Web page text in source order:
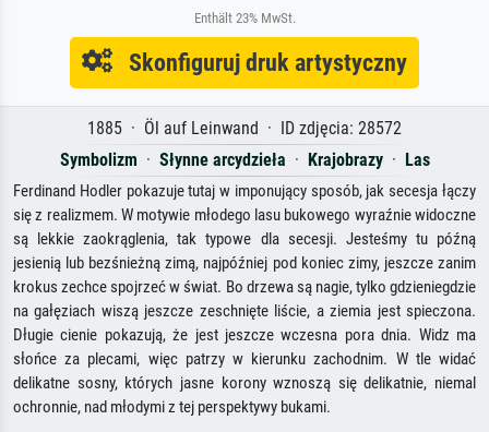
Enthält 23% MwSt.
Skonfiguruj druk artystyczny
1885 · Öl auf Leinwand · ID zdjęcia: 28572
Symbolizm · Słynne arcydzieła · Krajobrazy· Las
Ferdinand Hodler pokazuje tutaj w imponujący sposób, jak secesja łączy
się z realizmem. W motywie młodego lasu bukowego wyraźnie widoczne
są lekkie zaokrąglenia, tak typowe dla secesji. Jesteśmy tu późną
jesienią lub bezśnieżną zimą, najpóźniej pod koniec zimy, jeszcze zanim
krokus zechce spojrzeć w świat. Bo drzewa są nagie, tylko gdzieniegdzie
na gałęziach wiszą jeszcze zeschnięte liście, a ziemia jest spieczona.
Długie cienie pokazują, że jest jeszcze wczesna pora dnia. Widz ma
słońce za plecami, więc patrzy w kierunku zachodnim. W tle widać
delikatne sosny, których jasne korony wznoszą się delikatnie, niemal
ochronnie, nad młodymi z tej perspektywy bukami.